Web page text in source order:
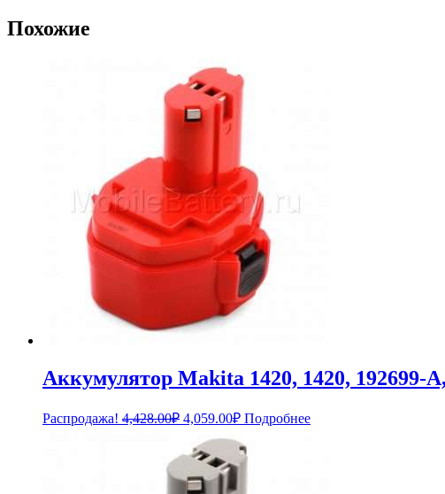
Похожие
Аккумулятор Makita 1420, 1420, 192699-
Распродажа! 4,428.00₽ Первоначальная
составляла
4,428.00₽.
4,059.00₽Текущая
цена:
4,059.00₽.
Подробнее